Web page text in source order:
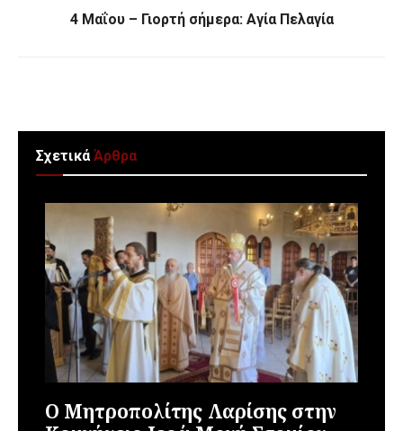
4 Μαΐου – Γιορτή σήμερα: Αγία Πελαγία
ΣχετικάΆρθρα
Ο Μητροπολίτης Λαρίσης στην